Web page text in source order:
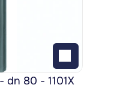
dn 80 - 1101X